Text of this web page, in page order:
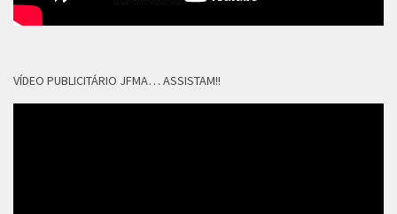
VÍDEO PUBLICITÁRIO JFMA… ASSISTAM!!